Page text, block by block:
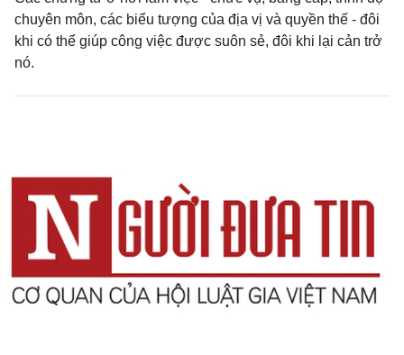
chuyên môn, các biểu tượng của địa vị và quyền thế - đôi
khi có thể giúp công việc được suôn sẻ, đôi khi lại cản trở
nó.